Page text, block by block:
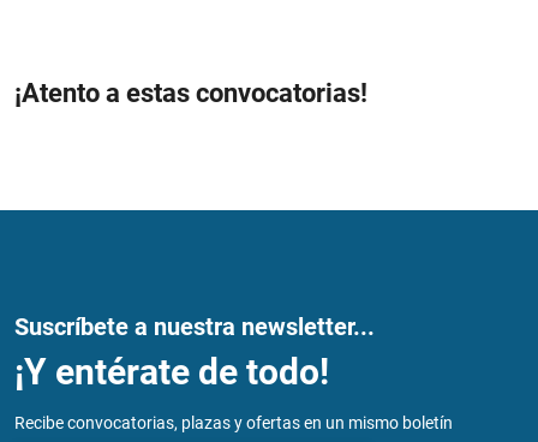
¡Atento a estas convocatorias!
Suscríbete a nuestra newsletter...
¡Y entérate de todo!
Recibe convocatorias, plazas y ofertas en un mismo boletín